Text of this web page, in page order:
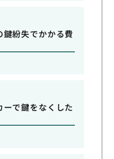
鍵紛失でかかる費
で鍵をなくした